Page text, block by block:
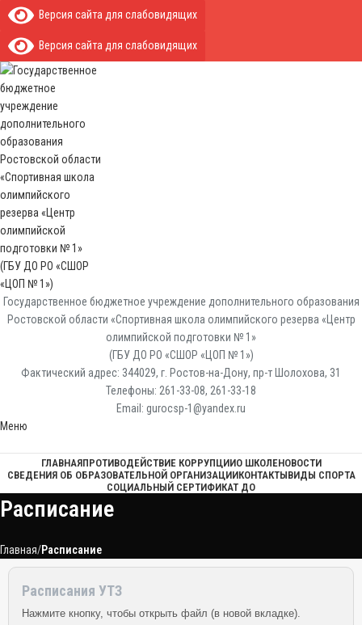
Версия сайта для слабовидящих
Версия сайта для слабовидящих
Государственное бюджетное учреждение дополнительного образования
Ростовской области «Спортивная школа олимпийского резерва «Центр
олимпийской подготовки № 1»
(ГБУ ДО РО «СШОР «ЦОП № 1»)
Фактический адрес: 344029, г. Ростов-на-Дону, пр-т Шолохова, 31
Телефоны: 261-33-08, 261-33-18
Email: gurocsp-1@yandex.ru
Меню
ГЛАВНАЯПРОТИВОДЕЙСТВИЕ КОРРУПЦИИО ШКОЛЕНОВОСТИ
СВЕДЕНИЯ ОБ ОБРАЗОВАТЕЛЬНОЙ ОРГАНИЗАЦИИКОНТАКТЫВИДЫ СПОРТА
СОЦИАЛЬНЫЙ СЕРТИФИКАТ ДО
Расписание
Главная Расписание
Расписания УТЗ
Нажмите кнопку, чтобы открыть файл (в новой вкладке).